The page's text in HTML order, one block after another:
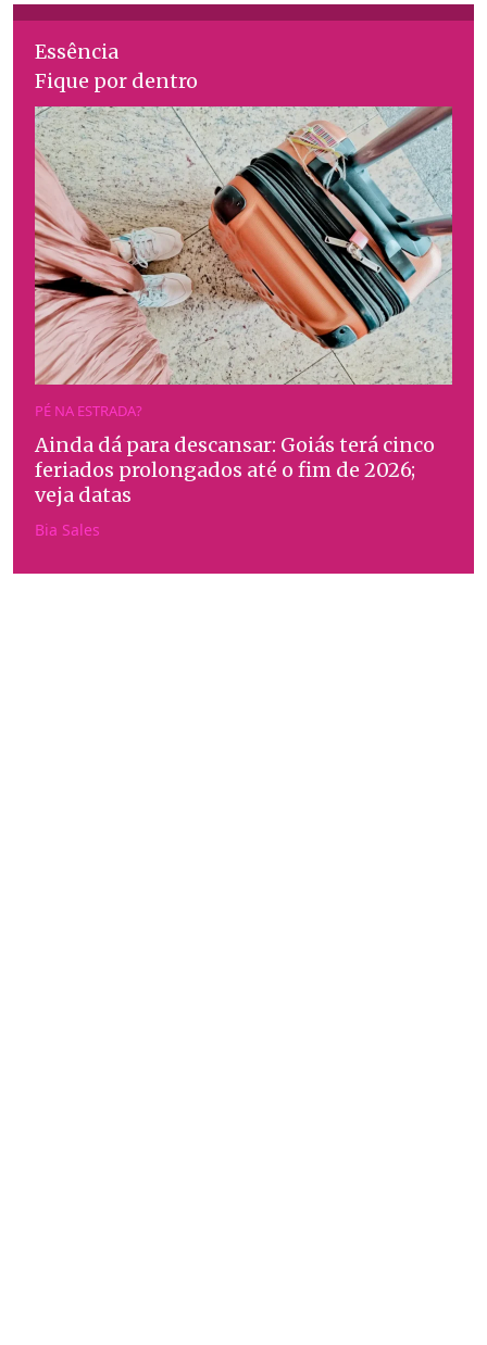
Essência
Fique por dentro
PÉ NA ESTRADA?
Ainda dá para descansar: Goiás terá cinco
feriados prolongados até o fim de 2026;
veja datas
Bia Sales